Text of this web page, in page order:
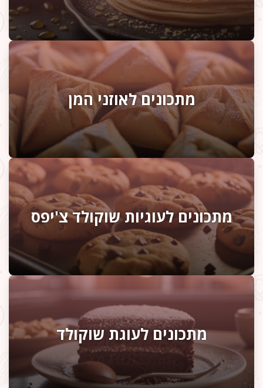
מתכונים לאוזני המן
מתכונים לעוגיות שוקולד צ'יפס
מתכונים לעוגת שוקולד